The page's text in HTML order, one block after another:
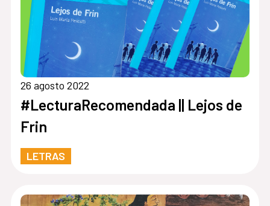
26 agosto 2022
#LecturaRecomendada || Lejos de
Frin
LETRAS